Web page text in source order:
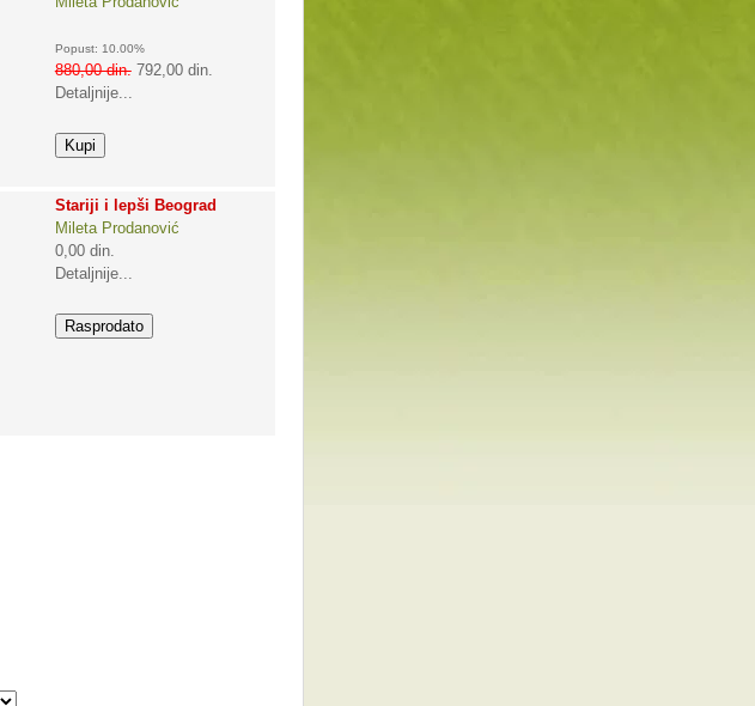
Popust: 10.00%
880,00 din. 792,00 din.
Detaljnije...
Stariji i lepši Beograd
Mileta Prodanović
0,00 din.
Detaljnije...